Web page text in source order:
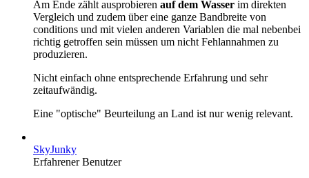
Am Ende zählt ausprobieren auf dem Wasser im direkten
Vergleich und zudem über eine ganze Bandbreite von
conditions und mit vielen anderen Variablen die mal nebenbei
richtig getroffen sein müssen um nicht Fehlannahmen zu
produzieren.
Nicht einfach ohne entsprechende Erfahrung und sehr
zeitaufwändig.
Eine "optische" Beurteilung an Land ist nur wenig relevant.
SkyJunky
Erfahrener Benutzer